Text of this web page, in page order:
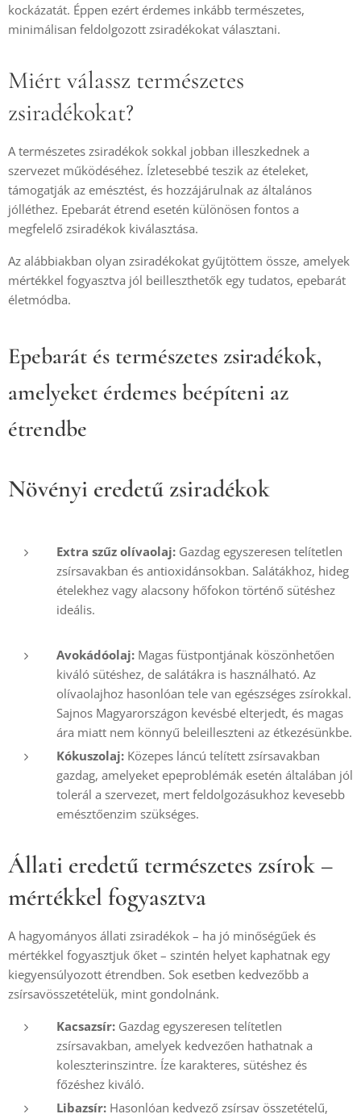
kockázatát. Éppen ezért érdemes inkább természetes,
minimálisan feldolgozott zsiradékokat választani.
Miért válassz természetes
zsiradékokat?
A természetes zsiradékok sokkal jobban illeszkednek a
szervezet működéséhez. Ízletesebbé teszik az ételeket,
támogatják az emésztést, és hozzájárulnak az általános
jólléthez. Epebarát étrend esetén különösen fontos a
megfelelő zsiradékok kiválasztása.
Az alábbiakban olyan zsiradékokat gyűjtöttem össze, amelyek
mértékkel fogyasztva jól beilleszthetők egy tudatos, epebarát
életmódba.
Epebarát és természetes zsiradékok,
amelyeket érdemes beépíteni az
étrendbe
Növényi eredetű zsiradékok
Extra szűz olívaolaj: Gazdag egyszeresen telítetlen
zsírsavakban és antioxidánsokban. Salátákhoz, hideg
ételekhez vagy alacsony hőfokon történő sütéshez
ideális.
Avokádóolaj: Magas füstpontjának köszönhetően
kiváló sütéshez, de salátákra is használható. Az
olívaolajhoz hasonlóan tele van egészséges zsírokkal.
Sajnos Magyarországon kevésbé elterjedt, és magas
ára miatt nem könnyű beleilleszteni az étkezésünkbe.
Kókuszolaj: Közepes láncú telített zsírsavakban
gazdag, amelyeket epeproblémák esetén általában jól
tolerál a szervezet, mert feldolgozásukhoz kevesebb
emésztőenzim szükséges.
Állati eredetű természetes zsírok –
mértékkel fogyasztva
A hagyományos állati zsiradékok – ha jó minőségűek és
mértékkel fogyasztjuk őket – szintén helyet kaphatnak egy
kiegyensúlyozott étrendben. Sok esetben kedvezőbb a
zsírsavösszetételük, mint gondolnánk.
Kacsazsír: Gazdag egyszeresen telítetlen
zsírsavakban, amelyek kedvezően hathatnak a
koleszterinszintre. Íze karakteres, sütéshez és
főzéshez kiváló.
Libazsír: Hasonlóan kedvező zsírsav összetételű,